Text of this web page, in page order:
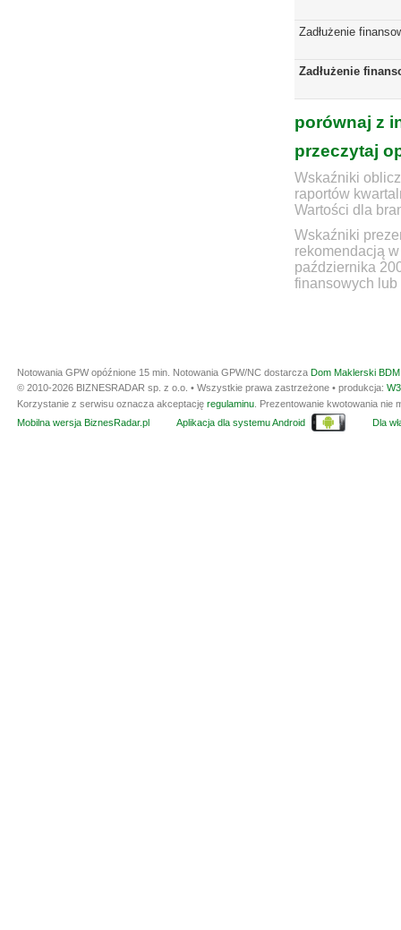
Zadłużenie
Zadłużenie
porównaj z
przeczytaj
Wskaźniki
raportów
Wartości dla
Wskaźniki
rekomendacją
października
finansowych lub
Notowania GPW opóźnione 15 min. Notowania GPW/NC dostarcza Dom Maklerski
© 2010-2026 BIZNESRADAR sp. z o.o. • Wszystkie prawa zastrzeżone • produkcja:
Korzystanie z serwisu oznacza akceptację regulaminu . Prezentowanie kwotowania
Mobilna wersja BiznesRadar.pl
Aplikacja dla systemu Android Dla